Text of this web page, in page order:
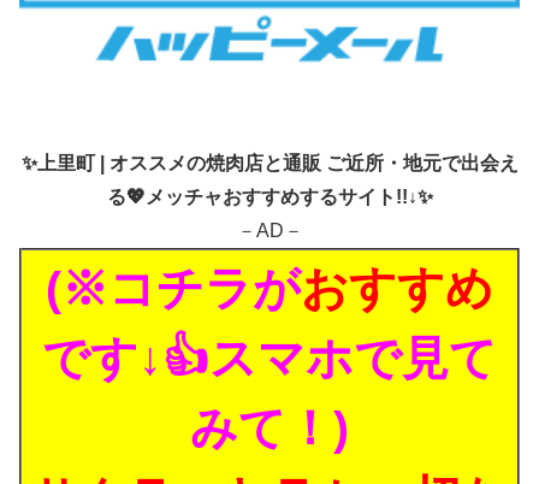
✨上里町 | オススメの焼肉店と通販 ご近所・地元で出会え
る💖メッチャおすすめするサイト!!↓✨
－AD－
(※コチラがおすすめ
です↓👍スマホで見て
みて！)